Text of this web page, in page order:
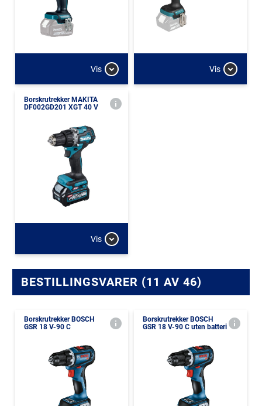
Vis Vis
Borskrutrekker MAKITA
DF002GD201 XGT 40 V
Vis
BESTILLINGSVARER (11 AV 46)
Borskrutrekker BOSCH
GSR 18 V-90 C
Borskrutrekker BOSCH
GSR 18 V-90 C uten batteri